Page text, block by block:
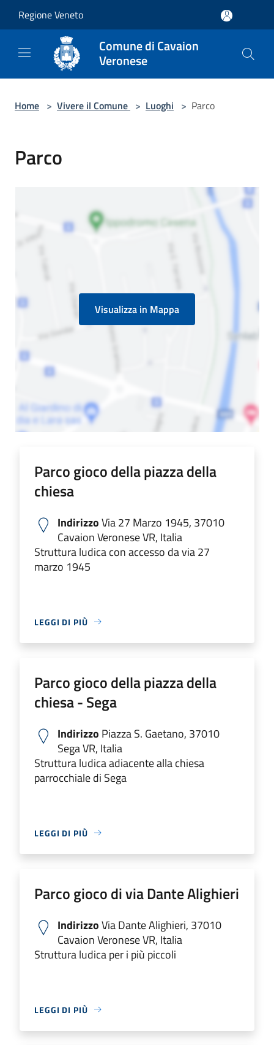
Regione Veneto
Comune di Cavaion
Veronese
Home > Vivere il Comune > Luoghi > Parco
Parco
Visualizza in Mappa
Parco gioco della piazza della
chiesa
IndirizzoVia 27 Marzo 1945, 37010
Cavaion Veronese VR, Italia
Struttura ludica con accesso da via 27
marzo 1945
LEGGI DI PIÙ
Parco gioco della piazza della
chiesa - Sega
Indirizzo Piazza S. Gaetano, 37010
Sega VR, Italia
Struttura ludica adiacente alla chiesa
parrocchiale di Sega
LEGGI DI PIÙ
Parco gioco di via Dante Alighieri
IndirizzoVia Dante Alighieri, 37010
Cavaion Veronese VR, Italia
Struttura ludica per i più piccoli
LEGGI DI PIÙ